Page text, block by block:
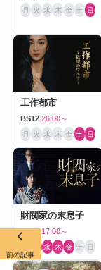
月 火 水 木 金 土 日
工作都市
BS12 26:00～
月 火 水 木 金 土 日
財閥家の末息子
BS10 17:00～
水 木 金 土 日
前の記事